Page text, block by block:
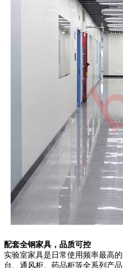
配套全钢家具，品质可控
实验室家具是日常使用频率最高
台、通风柜、药品柜等全系列产